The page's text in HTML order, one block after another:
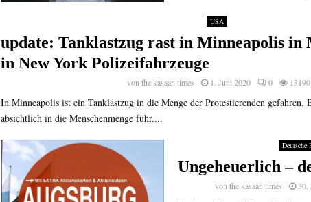
USA
update: Tanklastzug rast in Minneapolis in
in New York Polizeifahrzeuge
von the kasaan times 1. Juni 2020 0 13190
In Minneapolis ist ein Tanklastzug in die Menge der Protestierenden gefahren.
absichtlich in die Menschenmenge fuhr....
Deutsche
Ungeheuerlich –
vonthe kasaan times 30.